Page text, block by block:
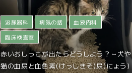
泌尿器科 病気の話
血液内科
臨床検査室
赤いおしっこが出たらどうしよう？～犬や
猫の血尿と血色素(けっしきそ)尿(にょう)